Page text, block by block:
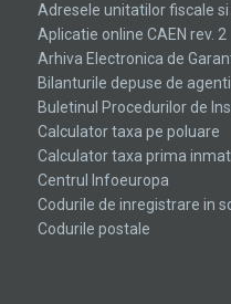
Adresele unitatilor fiscale
Aplicatie online CAEN rev. 2
Arhiva Electronica de
Bilanturile depuse de
Buletinul Procedurilor de
Calculator taxa pe poluare
Calculator taxa prima
Centrul Infoeuropa
Codurile de inregistrare in
Codurile postale